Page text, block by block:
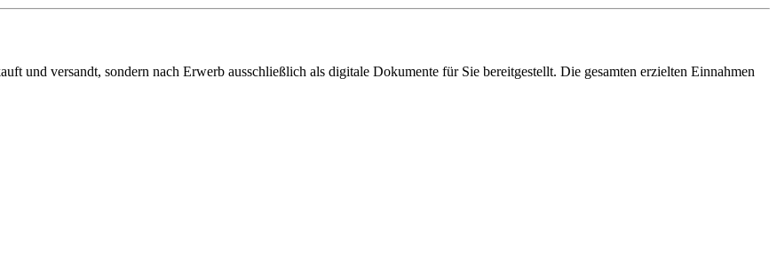
und versandt, sondern nach Erwerb ausschließlich als digitale Dokumente für Sie bereitgestellt. Die gesamten erzielten Einnahmen